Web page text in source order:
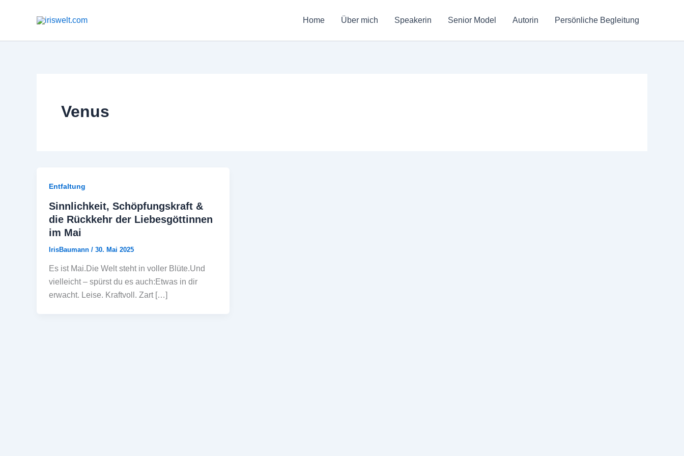
Home Über mich Speakerin Senior Model Autorin Persönliche Begleitung
Venus
Entfaltung
Sinnlichkeit, Schöpfungskraft &
die Rückkehr der Liebesgöttinnen
im Mai
IrisBaumann / 30. Mai 2025
Es ist Mai.Die Welt steht in voller Blüte.Und
vielleicht – spürst du es auch:Etwas in dir
erwacht. Leise. Kraftvoll. Zart […]